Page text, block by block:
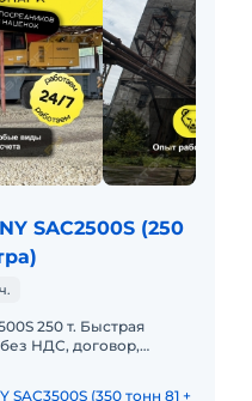
SAC2500S (250
250 т. Быстрая
НДС, договор,
SAC3500S (350 тонн 81 +